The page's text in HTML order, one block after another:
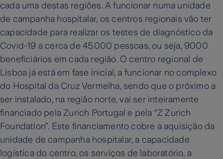
cada uma destas regiões. A funcionar numa unidade
de campanha hospitalar, os centros regionais vão ter
capacidade para realizar os testes de diagnóstico da
Covid-19 a cerca de 45.000 pessoas, ou seja, 9000
beneficiários em cada região. O centro regional de
Lisboa já está em fase inicial, a funcionar no complexo
do Hospital da Cruz Vermelha, sendo que o próximo a
ser instalado, na região norte, vai ser inteiramente
financiado pela Zurich Portugal e pela “Z Zurich
Foundation”. Este financiamento cobre a aquisição da
unidade de campanha hospitalar, a capacidade
logística do centro, os serviços de laboratório, a